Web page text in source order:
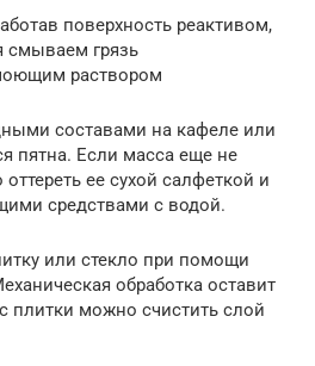
поверхность реактивом,
смываем грязь
раствором
составами на кафеле или
пятна. Если масса еще не
ее сухой салфеткой и
средствами с водой.
или стекло при помощи
обработка оставит
плитки можно счистить слой